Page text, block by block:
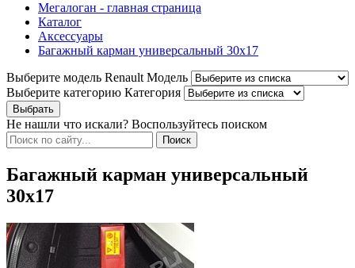
Мегалоган - главная страница
Каталог
Аксессуары
Багажный карман универсальный 30х17
Выберите модель Renault Модель
Выберите категорию Категория
Не нашли что искали? Воспользуйтесь поиском
Багажный карман универсальный
30х17